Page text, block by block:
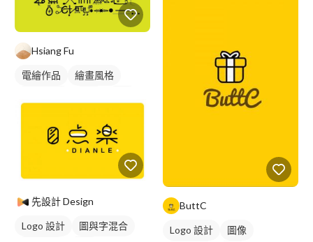
Hsiang Fu
電繪作品
繪畫風格
先設計 Design
Logo 設計
圖與字混合
ButtC
Logo 設計
圖像